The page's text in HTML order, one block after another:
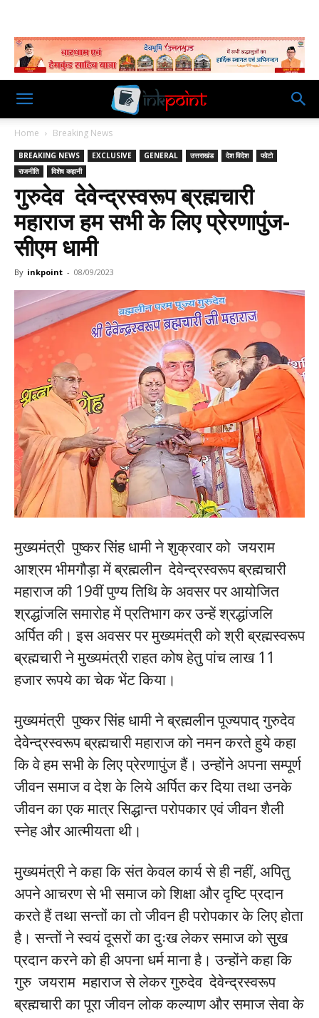
Home Breaking News
BREAKING NEWS EXCLUSIVE GENERAL उत्तराखंड देश विदेश
फोटो
राजनीति
विशेष कहानी
गुरुदेव देवेन्द्रस्वरूप ब्रह्मचारी
महाराज हम सभी के लिए प्रेरणापुंज-
सीएम धामी
By inkpoint - 08/09/2023
मुख्यमंत्री पुष्कर सिंह धामी ने शुक्रवार को जयराम
आश्रम भीमगौड़ा में ब्रह्मलीन देवेन्द्रस्वरूप ब्रह्मचारी
महाराज की 19वीं पुण्य तिथि के अवसर पर आयोजित
श्रद्धांजलि समारोह में प्रतिभाग कर उन्हें श्रद्धांजलि
अर्पित की। इस अवसर पर मुख्यमंत्री को श्री ब्रह्मस्वरूप
ब्रह्मचारी ने मुख्यमंत्री राहत कोष हेतु पांच लाख 11
हजार रूपये का चेक भेंट किया।
मुख्यमंत्री पुष्कर सिंह धामी ने ब्रह्मलीन पूज्यपाद् गुरुदेव
देवेन्द्रस्वरूप ब्रह्मचारी महाराज को नमन करते हुये कहा
कि वे हम सभी के लिए प्रेरणापुंज हैं। उन्होंने अपना सम्पूर्ण
जीवन समाज व देश के लिये अर्पित कर दिया तथा उनके
जीवन का एक मात्र सिद्धान्त परोपकार एवं जीवन शैली
स्नेह और आत्मीयता थी।
मुख्यमंत्री ने कहा कि संत केवल कार्य से ही नहीं, अपितु
अपने आचरण से भी समाज को शिक्षा और दृष्टि प्रदान
करते हैं तथा सन्तों का तो जीवन ही परोपकार के लिए होता
है। सन्तों ने स्वयं दूसरों का दुःख लेकर समाज को सुख
प्रदान करने को ही अपना धर्म माना है। उन्होंने कहा कि
गुरु जयराम महाराज से लेकर गुरुदेव देवेन्द्रस्वरूप
ब्रह्मचारी का पूरा जीवन लोक कल्याण और समाज सेवा के